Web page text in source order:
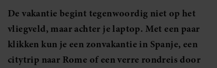
De vakantie begint tegenwoordig niet op het
vliegveld, maar achter je laptop. Met een paar
klikken kun je een zonvakantie in Spanje, een
citytrip naar Rome of een verre rondreis door